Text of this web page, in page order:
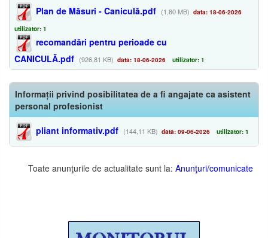
Plan de Măsuri - Caniculă.pdf (1,80 MB) data: 18-06-2026
utilizator: 1
recomandări pentru perioade cu
CANICULĂ.pdf (926,81 KB) data: 18-06-2026 utilizator: 1
Informații privind posibilitatea de a fi angajate ca asistent
personal profesionist
pliant informativ.pdf (144,11 KB) data: 09-06-2026 utilizator: 1
Toate anunţurile de actualitate sunt la: Anunţuri/comunicate